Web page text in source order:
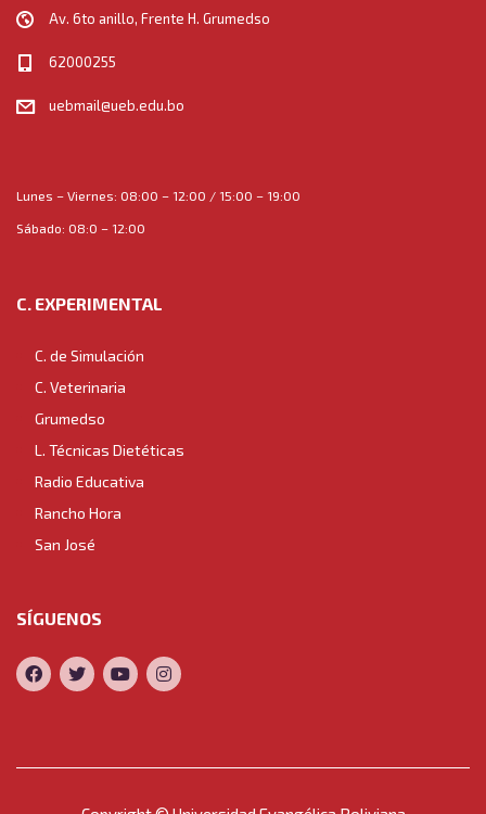
Av. 6to anillo, Frente H. Grumedso
62000255
uebmail@ueb.edu.bo
Lunes – Viernes: 08:00 – 12:00 / 15:00 – 19:00
Sábado: 08:0 – 12:00
C. EXPERIMENTAL
C. de Simulación
C. Veterinaria
Grumedso
L. Técnicas Dietéticas
Radio Educativa
Rancho Hora
San José
SÍGUENOS